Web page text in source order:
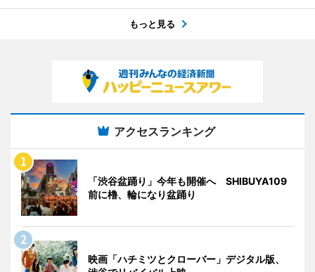
もっと見る
アクセスランキング
「渋谷盆踊り」今年も開催へ SHIBUYA109
前に櫓、輪になり盆踊り
映画「ハチミツとクローバー」デジタル版、